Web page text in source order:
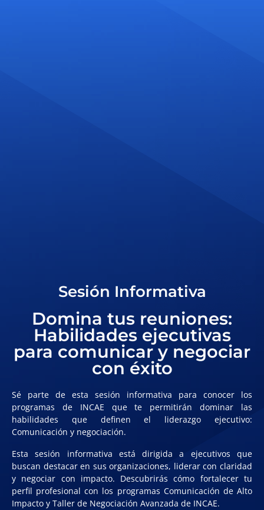
Sesión Informativa
Domina tus reuniones:
Habilidades ejecutivas
para comunicar y negociar
con éxito
Sé parte de esta sesión informativa para conocer los
programas de INCAE que te permitirán dominar las
habilidades que definen el liderazgo ejecutivo:
Comunicación y negociación.
Esta sesión informativa está dirigida a ejecutivos que
buscan destacar en sus organizaciones, liderar con claridad
y negociar con impacto. Descubrirás cómo fortalecer tu
perfil profesional con los programas Comunicación de Alto
Impacto y Taller de Negociación Avanzada de INCAE.